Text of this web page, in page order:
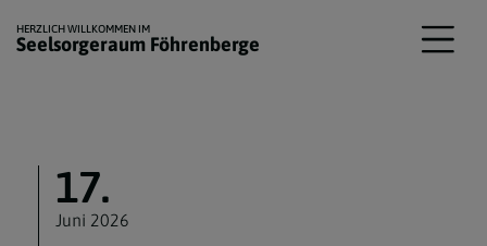
HERZLICH WILLKOMMEN IM
Seelsorgeraum Föhrenberge
17.
Juni 2026